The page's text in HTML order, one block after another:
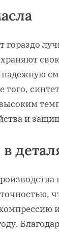
гораздо
того,
и